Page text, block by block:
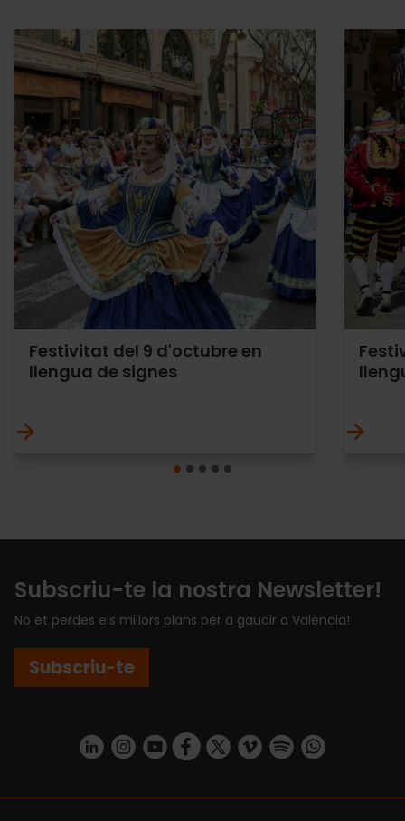
Festivitat del 9 d'octubre en
llengua de signes
Subscriu-te la nostra Newsletter!
No et perdes els millors plans per a gaudir a València!
Subscriu-te
https://www.linkedin.com/company/turismo-valencia/mycompany/
https://www.instagram.com/visit_valencia/
https://www.youtube.com/user/
https://www.facebook.com/
https://twitter.com/
https://vimeo.com/
https://https://api.whatsapp.com/